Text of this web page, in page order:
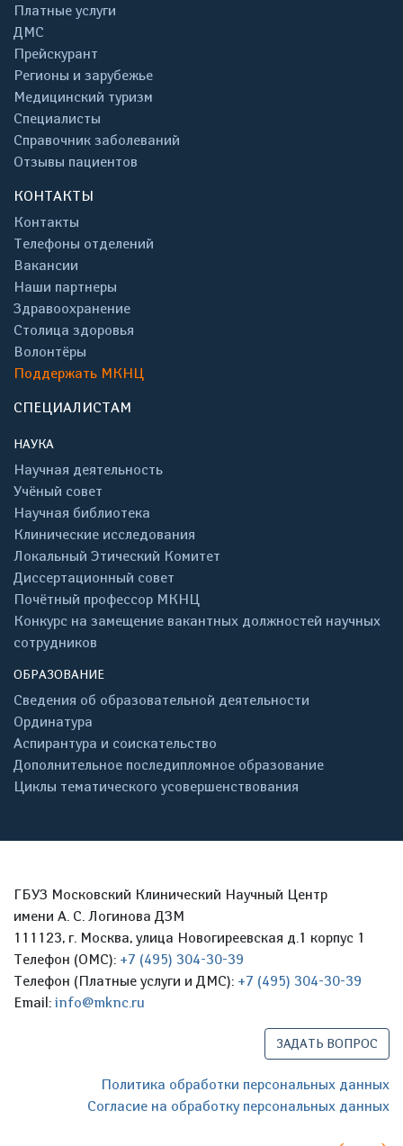
Платные услуги
ДМС
Прейскурант
Регионы и зарубежье
Медицинский туризм
Специалисты
Справочник заболеваний
Отзывы пациентов
КОНТАКТЫ
Контакты
Телефоны отделений
Вакансии
Наши партнеры
Здравоохранение
Столица здоровья
Волонтёры
Поддержать МКНЦ
СПЕЦИАЛИСТАМ
НАУКА
Научная деятельность
Учёный совет
Научная библиотека
Клинические исследования
Локальный Этический Комитет
Диссертационный совет
Почётный профессор МКНЦ
Конкурс на замещение вакантных должностей научных
сотрудников
ОБРАЗОВАНИЕ
Сведения об образовательной деятельности
Ординатура
Аспирантура и соискательство
Дополнительное последипломное образование
Циклы тематического усовершенствования
ГБУЗ Московский Клинический Научный Центр
имени А. С. Логинова ДЗМ
111123, г. Москва, улица Новогиреевская д.1 корпус 1
Телефон (ОМС): +7 (495) 304-30-39
Телефон (Платные услуги и ДМС): +7 (495) 304-30-39
Email: info@mknc.ru
ЗАДАТЬ ВОПРОС
Политика обработки персональных данных
Согласие на обработку персональных данных